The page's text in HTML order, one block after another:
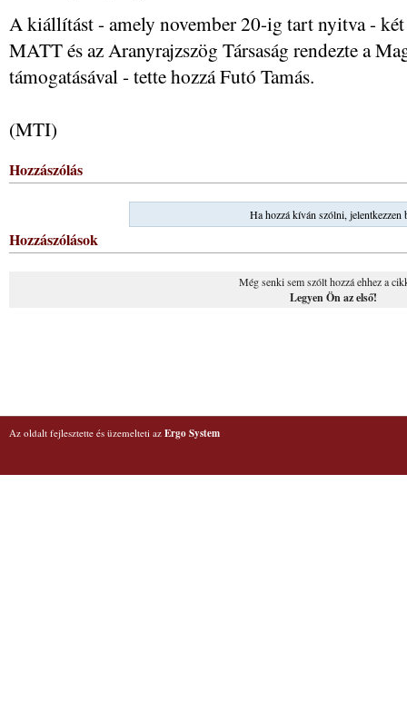
A kiállítást - amely november 20-ig tart nyitva -
MATT és az Aranyrajzszög Társaság rendezte a
támogatásával - tette hozzá Futó Tamás.
(MTI)
Hozzászólás
Ha hozzá kíván szólni, jelentkezzen
Hozzászólások
Még senki sem szólt hozzá ehhez a
Legyen Ön az első!
Az oldalt fejlesztette és üzemelteti az Ergo System